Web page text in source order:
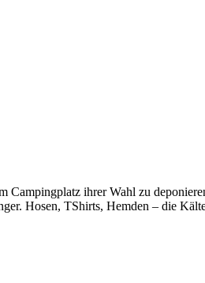
ihrer Wahl zu
Hosen, TShirts, Hemden – die